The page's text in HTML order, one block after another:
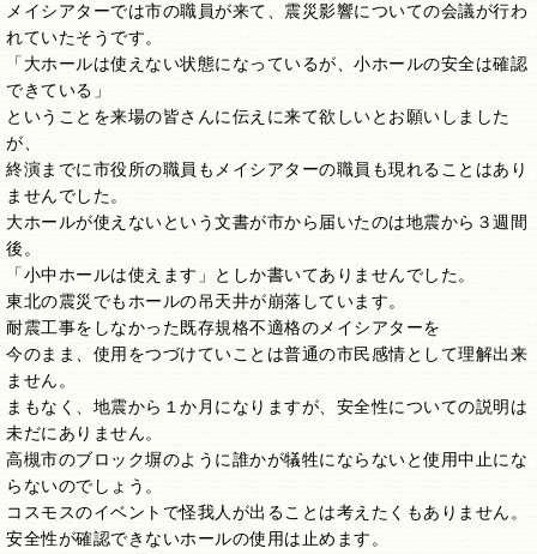
メイシアターでは市の職員が来て、震災影響についての会議が行わ
れていたそうです。
「大ホールは使えない状態になっているが、小ホールの安全は確認
できている」
ということを来場の皆さんに伝えに来て欲しいとお願いしました
が、
終演までに市役所の職員もメイシアターの職員も現れることはあり
ませんでした。
大ホールが使えないという文書が市から届いたのは地震から３週間
後。
「小中ホールは使えます」としか書いてありませんでした。
東北の震災でもホールの吊天井が崩落しています。
耐震工事をしなかった既存規格不適格のメイシアターを
今のまま、使用をつづけていことは普通の市民感情として理解出来
ません。
まもなく、地震から１か月になりますが、安全性についての説明は
未だにありません。
高槻市のブロック塀のように誰かが犠牲にならないと使用中止にな
らないのでしょう。
コスモスのイベントで怪我人が出ることは考えたくもありません。
安全性が確認できないホールの使用は止めます。